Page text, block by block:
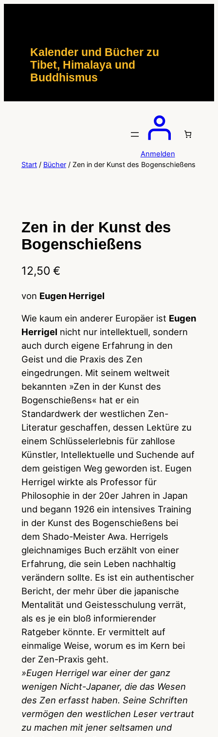
Kalender und Bücher zu
Tibet, Himalaya und
Buddhismus
Anmelden
Start/ Bücher/ Zen in der Kunst des Bogenschießens
Zen in der Kunst des
Bogenschießens
12,50 €
von Eugen Herrigel
Wie kaum ein anderer Europäer ist Eugen
Herrigel nicht nur intellektuell, sondern
auch durch eigene Erfahrung in den
Geist und die Praxis des Zen
eingedrungen. Mit seinem weltweit
bekannten »Zen in der Kunst des
Bogenschießens« hat er ein
Standardwerk der westlichen Zen-
Literatur geschaffen, dessen Lektüre zu
einem Schlüsselerlebnis für zahllose
Künstler, Intellektuelle und Suchende auf
dem geistigen Weg geworden ist. Eugen
Herrigel wirkte als Professor für
Philosophie in der 20er Jahren in Japan
und begann 1926 ein intensives Training
in der Kunst des Bogenschießens bei
dem Shado-Meister Awa. Herrigels
gleichnamiges Buch erzählt von einer
Erfahrung, die sein Leben nachhaltig
verändern sollte. Es ist ein authentischer
Bericht, der mehr über die japanische
Mentalität und Geistesschulung verrät,
als es je ein bloß informierender
Ratgeber könnte. Er vermittelt auf
einmalige Weise, worum es im Kern bei
der Zen-Praxis geht.
»Eugen Herrigel war einer der ganz
wenigen Nicht-Japaner, die das Wesen
des Zen erfasst haben. Seine Schriften
vermögen den westlichen Leser vertraut
zu machen mit jener seltsamen und